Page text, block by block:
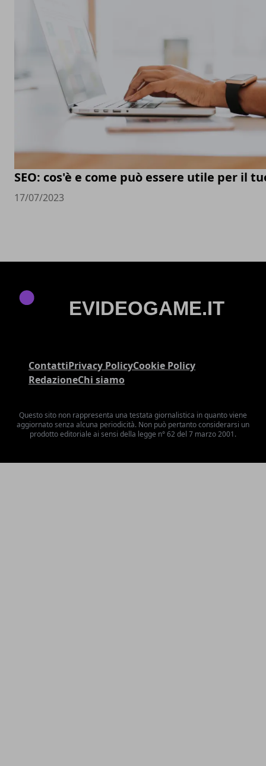
SEO: cos'è e come può essere utile per il
17/07/2023
ContattiPrivacy PolicyCookie Policy
RedazioneChi siamo
Questo sito non rappresenta una testata giornalistica in quanto viene
aggiornato senza alcuna periodicità. Non può pertanto considerarsi un
prodotto editoriale ai sensi della legge n° 62 del 7 marzo 2001.